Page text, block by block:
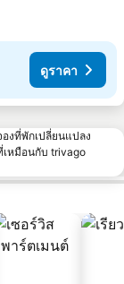
ดูราคา
งที่พักเปลี่ยนแปลง
หมือนกับ trivago